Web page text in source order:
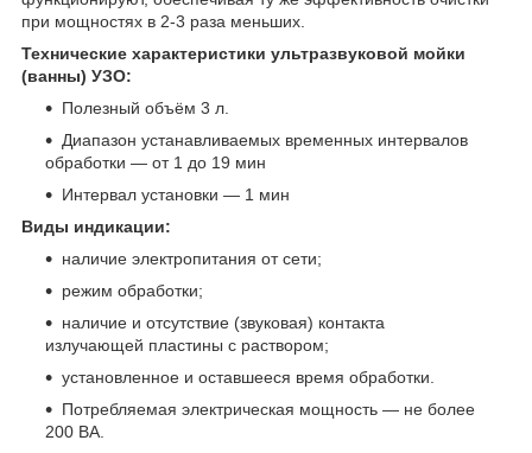
при мощностях в 2-3 раза меньших.
Технические характеристики ультразвуковой мойки
(ванны) УЗО:
Полезный объём 3 л.
Диапазон устанавливаемых временных интервалов
обработки — от 1 до 19 мин
Интервал установки — 1 мин
Виды индикации:
наличие электропитания от сети;
режим обработки;
наличие и отсутствие (звуковая) контакта
излучающей пластины с раствором;
установленное и оставшееся время обработки.
Потребляемая электрическая мощность — не более
200 ВА.